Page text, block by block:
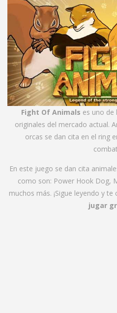
Fight Of Animals es uno de
originales del mercado actual.
orcas se dan cita en el ring
En este juego se dan cita
como son: Power Hook Dog,
muchos más. ¡Sigue leyendo y
jugar